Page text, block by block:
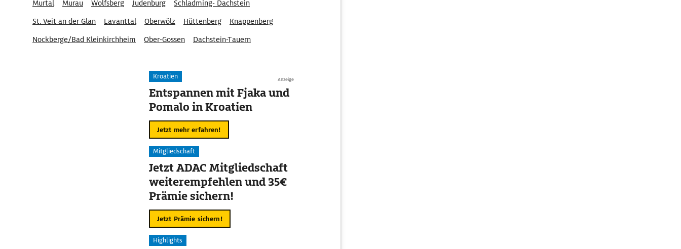
Murtal Murau Wolfsberg Judenburg
Schladming- Dachstein
St. Veit an der Glan
Lavanttal Oberwölz Hüttenberg
Knappenberg
Nockberge/Bad Kleinkirchheim
Ober-Gossen
Dachstein-Tauern
Anzeige
Kroatien
Entspannen mit Fjaka und
Pomalo in Kroatien
Jetzt mehr erfahren!
Mitgliedschaft
Jetzt ADAC Mitgliedschaft
weiterempfehlen und 35€
Prämie sichern!
Jetzt Prämie sichern!
Highlights